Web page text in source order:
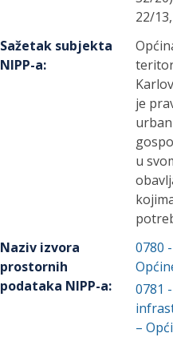
22/
Sažetak subjekta
NIPP-a:
je
u
Naziv izvora
prostornih
podataka NIPP-a:
0780 -
0781 -
–